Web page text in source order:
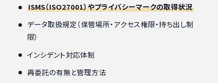
ISMS（ISO27001）やプライバシーマークの取得状況
データ取扱規定（保管場所・アクセス権限・持ち出し制
限）
インシデント対応体制
再委託の有無と管理方法